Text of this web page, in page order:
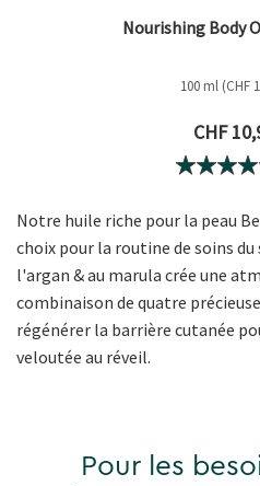
Nourishing Body
100 ml (CHF
Prix
CHF
Notre huile riche pour la peau
choix pour la routine de soins
l'argan & au marula crée une
combinaison de quatre
régénérer la barrière cutanée
veloutée au réveil.
Pour les